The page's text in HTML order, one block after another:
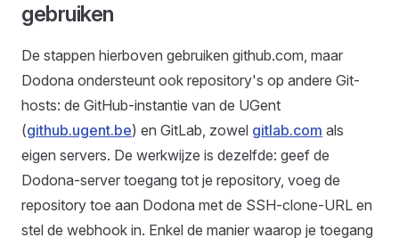
gebruiken
De stappen hierboven gebruiken github.com, maar
Dodona ondersteunt ook repository's op andere Git-
hosts: de GitHub-instantie van de UGent
(github.ugent.be) en GitLab, zowel gitlab.com als
eigen servers. De werkwijze is dezelfde: geef de
Dodona-server toegang tot je repository, voeg de
repository toe aan Dodona met de SSH-clone-URL en
stel de webhook in. Enkel de manier waarop je toegang